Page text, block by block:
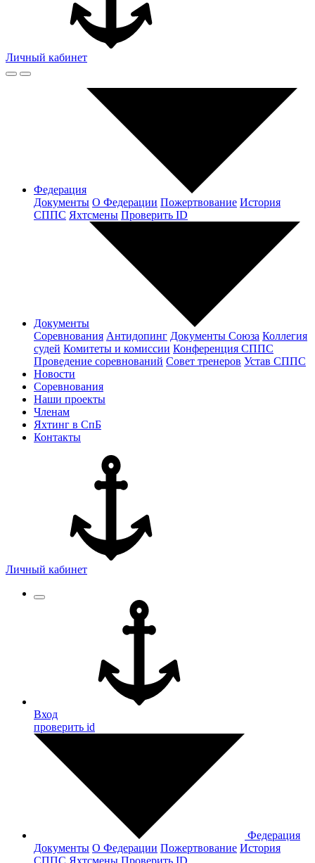
Личный кабинет
Федерация
Документы О Федерации Пожертвование История
СППС Яхтсмены Проверить ID
Документы
Соревнования Антидопинг Документы Cоюза Коллегия
судей Комитеты и комиссии Конференция СППС
Проведение соревнований Совет тренеров Устав СППС
Новости
Соревнования
Наши проекты
Членам
Яхтинг в СпБ
Контакты
Личный кабинет
Вход
проверить id
Федерация
Документы О Федерации Пожертвование История
СППС Яхтсмены Проверить ID